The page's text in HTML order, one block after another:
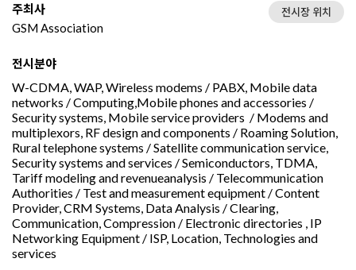
주최사
GSM Association
전시장 위치
전시분야
W-CDMA, WAP, Wireless modems / PABX, Mobile data
networks / Computing,Mobile phones and accessories /
Security systems, Mobile service providers / Modems and
multiplexors, RF design and components / Roaming Solution,
Rural telephone systems / Satellite communication service,
Security systems and services / Semiconductors, TDMA,
Tariff modeling and revenueanalysis / Telecommunication
Authorities / Test and measurement equipment / Content
Provider, CRM Systems, Data Analysis / Clearing,
Communication, Compression / Electronic directories , IP
Networking Equipment / ISP, Location, Technologies and
services